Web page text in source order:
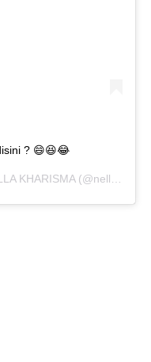
? 😄😆😂
KHARISMA(@nellakharisma) pada